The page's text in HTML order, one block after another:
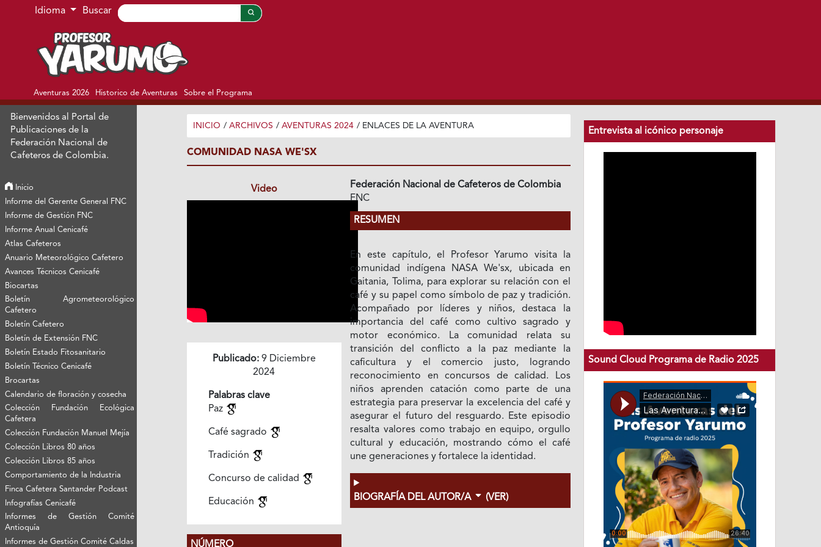
Ir al menú de navegación principal
Ir al contenido principal
Ir al pie de página del sitio
Idioma Buscar
Aventuras 2026 Historico de Aventuras Sobre el Programa
Bienvenidos al Portal de
Publicaciones de la
Federación Nacional de
Cafeteros de Colombia.
Inicio
Informe del Gerente General FNC
Informe de Gestión FNC
Informe Anual Cenicafé
Atlas Cafeteros
Anuario Meteorológico Cafetero
Avances Técnicos Cenicafé
Biocartas
Boletín Agrometeorológico
Cafetero
Boletín Cafetero
Boletín de Extensión FNC
Boletín Estado Fitosanitario
Boletín Técnico Cenicafé
Brocartas
Calendario de floración y cosecha
Colección Fundación Ecológica
Cafetera
Colección Fundación Manuel Mejía
Colección Libros 80 años
Colección Libros 85 años
Comportamiento de la Industria
Finca Cafetera Santander Podcast
Infografías Cenicafé
Informes de Gestión Comité
Antioquía
Informes de Gestión Comité Caldas
INICIO / ARCHIVOS / AVENTURAS 2024 / ENLACES DE LA AVENTURA
COMUNIDAD NASA WE'SX
Video
Publicado:9 Diciembre
2024
Palabras clave
Paz
Café sagrado
Tradición
Concurso de calidad
Educación
NÚMERO
Federación Nacional de Cafeteros de Colombia
FNC
RESUMEN
En este capítulo, el Profesor Yarumo visita la
comunidad indígena NASA We'sx, ubicada en
Gaitania, Tolima, para explorar su relación con el
café y su papel como símbolo de paz y tradición.
Acompañado por líderes y niños, destaca la
importancia del café como cultivo sagrado y
motor económico. La comunidad relata su
transición del conflicto a la paz mediante la
caficultura y el comercio justo, logrando
reconocimiento en concursos de calidad. Los
niños aprenden catación como parte de una
estrategia para preservar la excelencia del café y
asegurar el futuro del resguardo. Este episodio
resalta valores como trabajo en equipo, orgullo
cultural y educación, mostrando cómo el café
une generaciones y fortalece la identidad.
BIOGRAFÍA DEL AUTOR/A (VER)
Entrevista al icónico personaje
Sound Cloud Programa de Radio 2025